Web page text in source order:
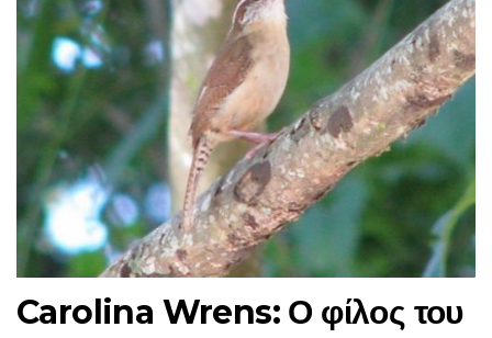
Carolina Wrens: Ο φίλος του